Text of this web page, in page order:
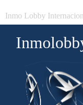
Inmo Lobby